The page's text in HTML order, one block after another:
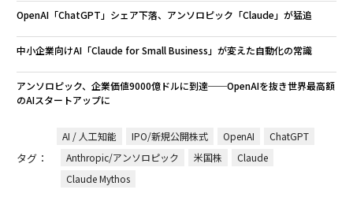
OpenAI「ChatGPT」シェア下落、アンソロピック「Claude」が猛追
中小企業向けAI「Claude for Small Business」が変えた自動化の常識
アンソロピック、企業価値9000億ドルに到達──OpenAIを抜き世界最高額
のAIスタートアップに
タグ：
AI / 人工知能 IPO/新規公開株式 OpenAI
ChatGPT
Anthropic/アンソロピック
米国株
Claude
Claude Mythos